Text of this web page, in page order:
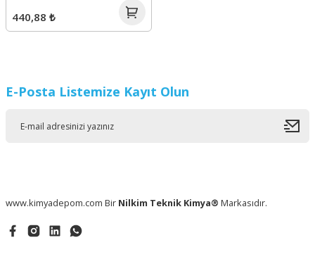
440,88 ₺
E-Posta Listemize Kayıt Olun
www.kimyadepom.com Bir Nilkim Teknik Kimya® Markasıdır.